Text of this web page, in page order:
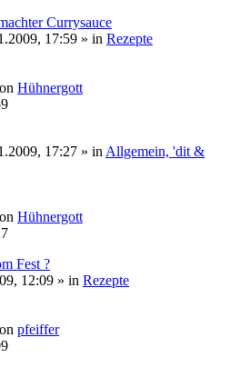
Currysauce
17:59 » in Rezepte
Hühnergott
17:27 » in Allgemein, 'dit &
Hühnergott
Fest ?
12:09 » in Rezepte
pfeiffer